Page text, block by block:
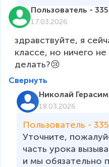
Пользователь -
17.03.2026
здравствуйте, я
классе, но ничего
делать?😢
Свернуть
Николай
18.03.2026
Пользователь -
Уточните,
часть урока
и мы обязательно